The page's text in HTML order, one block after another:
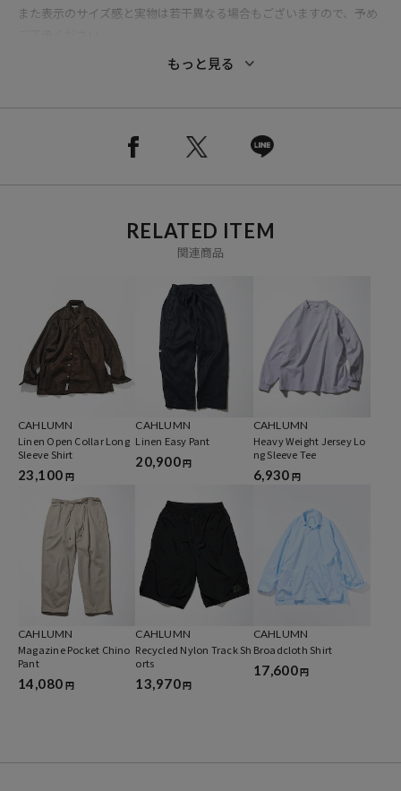
また表示のサイズ感と実物は若干異なる場合もございますので、予め
スタイリスト／ファッションディレクター長谷川昭雄による、日々の
もっと見る
RELATED ITEM
関連商品
CAHLUMN
Linen Open Collar Long
Sleeve Shirt
23,100 円
CAHLUMN
Linen Easy Pant
20,900円
CAHLUMN
Heavy Weight Jersey Lo
ng Sleeve Tee
6,930 円
CAHLUMN
Magazine Pocket Chino
Pant
14,080 円
CAHLUMN
Recycled Nylon Track Sh
orts
13,970円
CAHLUMN
Broadcloth Shirt
17,600円